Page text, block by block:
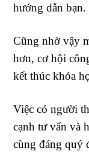
hướng dẫn bạn.
Cũng nhờ vậy
hơn, cơ hội
kết thúc khóa
Việc có người
cạnh tư vấn và
cùng đáng quý